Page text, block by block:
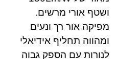
ושטף אורי מרשים.
מפיקה אור רך ונעים
ומהווה תחליף אידיאלי
לנורות עם הספק גבוה